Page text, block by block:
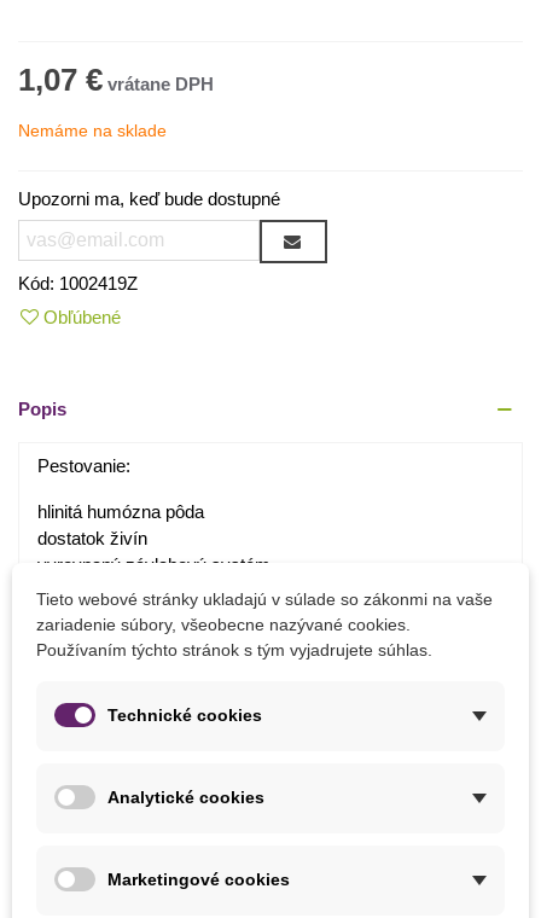
1,07 €
Nemáme na sklade
Upozorni ma, keď bude dostupné
Kód: 1002419Z
Obľúbené
Popis
Pestovanie:
hlinitá humózna pôda
dostatok živín
vyrovnaný závlahový systém
výsev polovica apríla-polovica mája
predpestovanie 3-4 týždne pred termínom výsadby
pred výsevom namočiť na 12 hodín do vody
Tieto webové stránky ukladajú v súlade so zákonmi na vaše
zariadenie súbory, všeobecne nazývané cookies.
Používaním týchto stránok s tým vyjadrujete súhlas.
Technické cookies
Analytické cookies
Marketingové cookies